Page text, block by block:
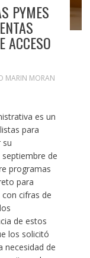
PYMES
ACCESO
MARIN MORAN
es un
para
su
de
programas
para
cifras de
de estos
los solicitó
necesidad de